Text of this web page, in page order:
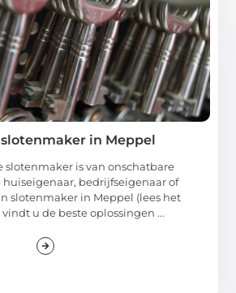
in Meppel
slotenmaker is van onschatbare
huiseigenaar, bedrijfseigenaar of
slotenmaker in Meppel (lees het
u de beste oplossingen ...